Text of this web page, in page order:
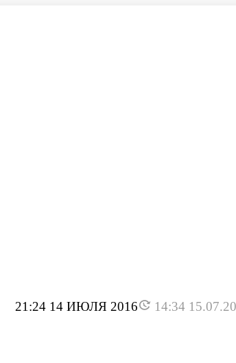
21:24 14 ИЮЛЯ 2016 14:34